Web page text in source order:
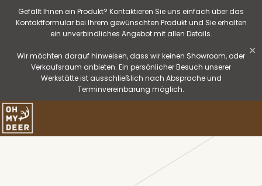
Gefällt Ihnen ein Produkt? Kontaktieren Sie uns einfach über das
Kontaktformular bei Ihrem gewünschten Produkt und Sie erhalten
ein unverbindliches Angebot mit allen Details.
Wir möchten darauf hinweisen, dass wir keinen Showroom, oder
Verkaufsraum anbieten. Ein persönlicher Besuch unserer
Werkstätte ist ausschließlich nach Absprache und
Terminvereinbarung möglich.
✕